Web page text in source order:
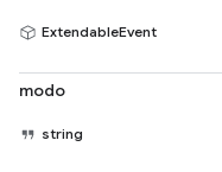
ExtendableEvent
modo
string